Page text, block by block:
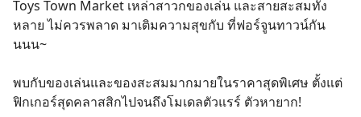
Toys Town Market เหล่าสาวกของเล่น และสายสะสมทั้ง
หลาย ไม่ควรพลาด มาเติมความสุขกับ ที่ฟอร์จูนทาวน์กัน
นนน~
พบกับของเล่นและของสะสมมากมายในราคาสุดพิเศษ ตั้งแต่
ฟิกเกอร์สุดคลาสสิกไปจนถึงโมเดลตัวแรร์ ตัวหายาก!